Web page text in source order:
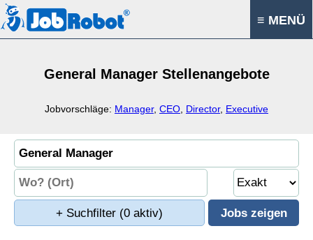
≡ MENÜ
General Manager Stellenangebote
Jobvorschläge: Manager, CEO Director, Executive
+ Suchfilter (0 aktiv)